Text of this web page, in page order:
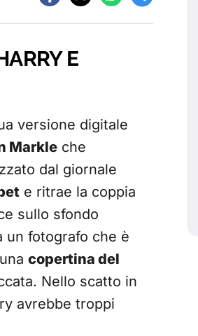
E
versione digitale
Markle che
dal giornale
e ritrae la coppia
sullo sfondo
un fotografo che è
copertina del
Nello scatto in
avrebbe troppi